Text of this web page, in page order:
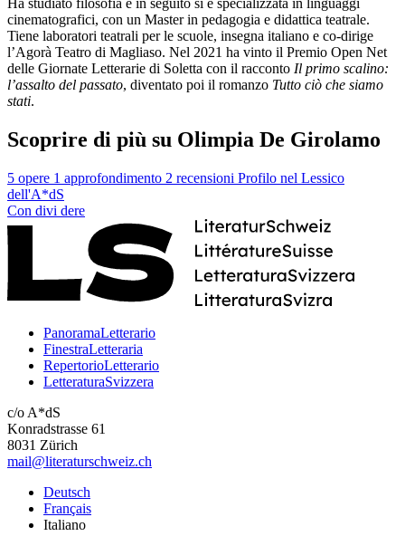
cinematografici, con un Master in pedagogia e didattica teatrale.
Tiene laboratori teatrali per le scuole, insegna italiano e co-dirige
l’Agorà Teatro di Magliaso. Nel 2021 ha vinto il Premio Open Net
delle Giornate Letterarie di Soletta con il racconto Il primo scalino:
l’assalto del passato, diventato poi il romanzo Tutto ciò che siamo
stati.
Scoprire di più su Olimpia De Girolamo
5 opere 1 approfondimento 2 recensioni Profilo nel Lessico
dell'A*dS
Con divi dere
PanoramaLetterario
FinestraLetteraria
RepertorioLetterario
LetteraturaSvizzera
c/o A*dS
Konradstrasse 61
8031 Zürich
mail@literaturschweiz.ch
Deutsch
Français
Italiano